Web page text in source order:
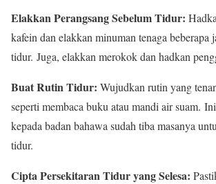
Elakkan Perangsang Sebelum Tidur:
kafein dan elakkan minuman tenaga beberapa
tidur. Juga, elakkan merokok dan hadkan
Buat Rutin Tidur: Wujudkan rutin yang
seperti membaca buku atau mandi air suam.
kepada badan bahawa sudah tiba masanya
tidur.
Cipta Persekitaran Tidur yang Selesa: